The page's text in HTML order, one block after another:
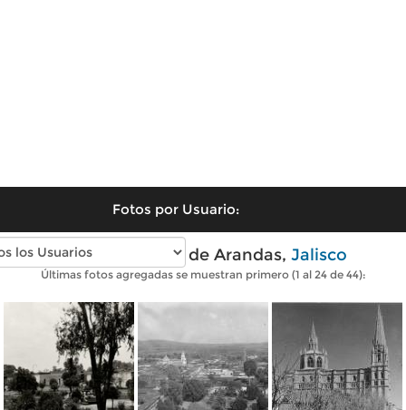
Fotos por Usuario:
Fotos antiguas de Arandas, Jalisco
Últimas fotos agregadas se muestran primero (1 al 24 de 44):